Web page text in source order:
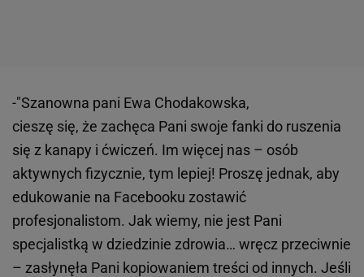
-"Szanowna pani Ewa Chodakowska,
cieszę się, że zachęca Pani swoje fanki do ruszenia
się z kanapy i ćwiczeń. Im więcej nas – osób
aktywnych fizycznie, tym lepiej! Proszę jednak, aby
edukowanie na Facebooku zostawić
profesjonalistom. Jak wiemy, nie jest Pani
specjalistką w dziedzinie zdrowia… wręcz przeciwnie
– zasłynęła Pani kopiowaniem treści od innych. Jeśli